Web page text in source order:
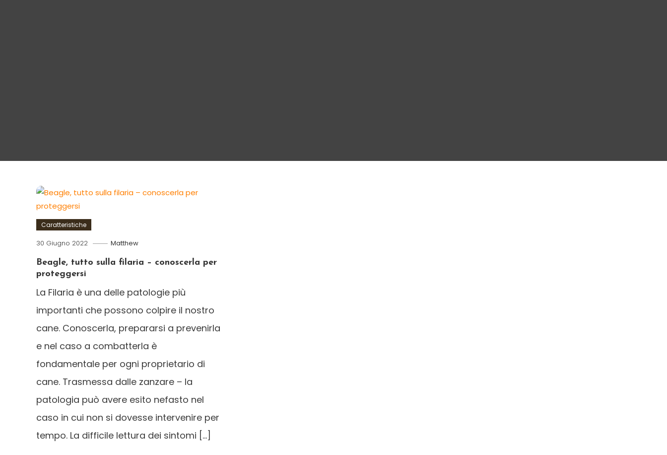
Caratteristiche
30 Giugno 2022 Matthew
Beagle, tutto sulla filaria – conoscerla per
proteggersi
La Filaria è una delle patologie più
importanti che possono colpire il nostro
cane. Conoscerla, prepararsi a prevenirla
e nel caso a combatterla è
fondamentale per ogni proprietario di
cane. Trasmessa dalle zanzare – la
patologia può avere esito nefasto nel
caso in cui non si dovesse intervenire per
tempo. La difficile lettura dei sintomi […]